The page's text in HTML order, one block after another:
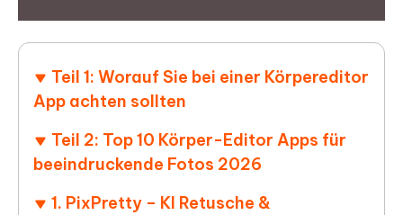
Teil 1: Worauf Sie bei einer Körpereditor
App achten sollten
Teil 2: Top 10 Körper-Editor Apps für
beeindruckende Fotos 2026
1. PixPretty – KI Retusche &